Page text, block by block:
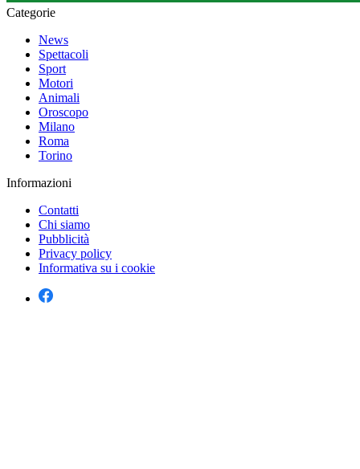
Categorie
News
Spettacoli
Sport
Motori
Animali
Oroscopo
Milano
Roma
Torino
Informazioni
Contatti
Chi siamo
Pubblicità
Privacy policy
Informativa su i cookie